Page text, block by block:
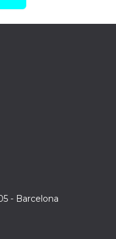
- Barcelona